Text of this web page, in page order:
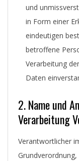
und
in Form einer
eindeutigen
betroffene
Verarbeitung
Daten
2. Name und
Verarbeitung
Verantwortlicher